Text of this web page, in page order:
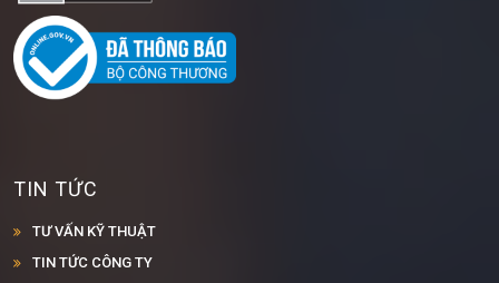
TƯ VẤN KỸ THUẬT
TIN TỨC CÔNG TY
TIN TỨC SẢN PHẨM